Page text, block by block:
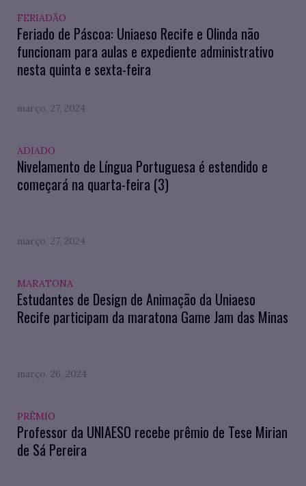
FERIADÃO
Feriado de Páscoa: Uniaeso Recife e Olinda não
funcionam para aulas e expediente administrativo
nesta quinta e sexta-feira
março. 27, 2024
ADIADO
Nivelamento de Língua Portuguesa é estendido e
começará na quarta-feira (3)
março. 27, 2024
MARATONA
Estudantes de Design de Animação da Uniaeso
Recife participam da maratona Game Jam das Minas
março. 26, 2024
PRÊMIO
Professor da UNIAESO recebe prêmio de Tese Mirian
de Sá Pereira